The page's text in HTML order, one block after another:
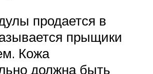
продается в
прыщики
Кожа
должна быть